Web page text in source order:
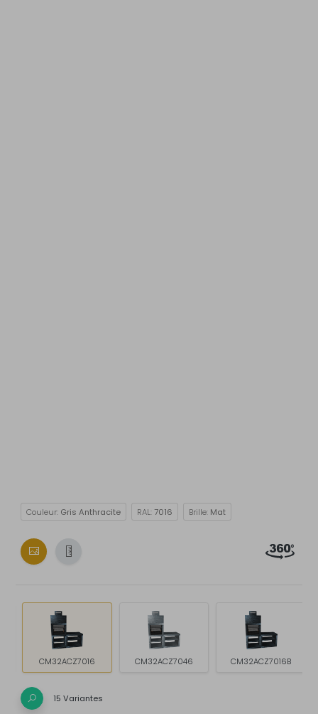
Couleur: Gris Anthracite RAL:7016 Brille: Mat
CM32ACZ7016 CM32ACZ7046 CM32ACZ7016B
15 Variantes